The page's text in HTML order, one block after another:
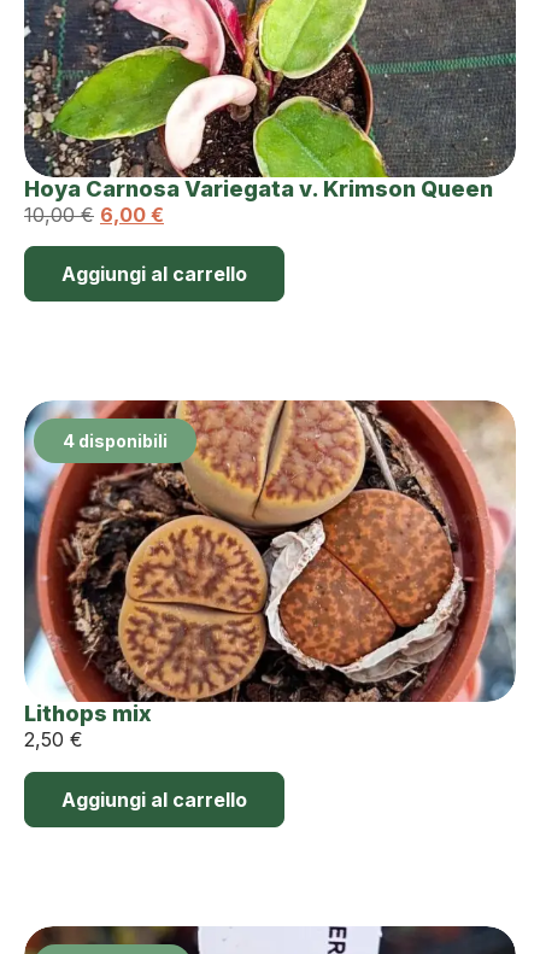
Hoya Carnosa Variegata v. Krimson Queen
10,00€ 6,00 €
Aggiungi al carrello
4 disponibili
Lithops mix
2,50 €
Aggiungi al carrello